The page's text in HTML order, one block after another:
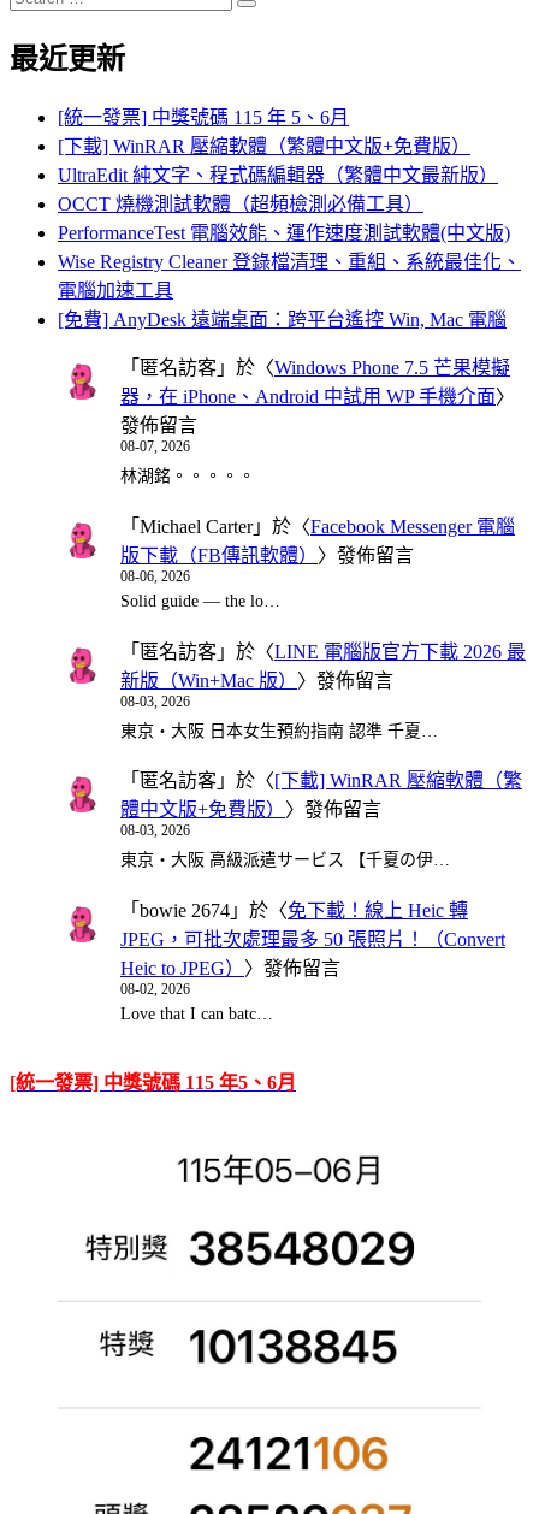
for:
Search
最近更新
[統一發票] 中獎號碼 115 年 5、6月
[下載] WinRAR 壓縮軟體（繁體中文版+免費版）
UltraEdit 純文字、程式碼編輯器（繁體中文最新版）
OCCT 燒機測試軟體（超頻檢測必備工具）
PerformanceTest 電腦效能、運作速度測試軟體(中文版)
Wise Registry Cleaner 登錄檔清理、重組、系統最佳化、
電腦加速工具
[免費] AnyDesk 遠端桌面：跨平台遙控 Win, Mac 電腦
「 匿名訪客 」於〈Windows Phone 7.5 芒果模擬
器，在 iPhone、Android 中試用 WP 手機介面〉
發佈留言
08-07, 2026
林湖銘。。。。。
「 Michael Carter」於〈Facebook Messenger 電腦
版下載（FB傳訊軟體） 〉發佈留言
08-06, 2026
Solid guide — the lo…
「 匿名訪客 」於〈LINE 電腦版官方下載 2026 最
新版（Win+Mac 版） 〉發佈留言
08-03, 2026
東京・大阪 日本女生預約指南 認準 千夏…
「 匿名訪客 」於〈[下載] WinRAR 壓縮軟體（繁
體中文版+免費版） 〉發佈留言
08-03, 2026
東京・大阪 高級派遣サービス 【千夏の伊…
「 bowie 2674 」於〈免下載！線上 Heic 轉
JPEG，可批次處理最多 50 張照片！（Convert
Heic to JPEG） 〉發佈留言
08-02, 2026
Love that I can batc…
[統一發票] 中獎號碼 115 年5、6月